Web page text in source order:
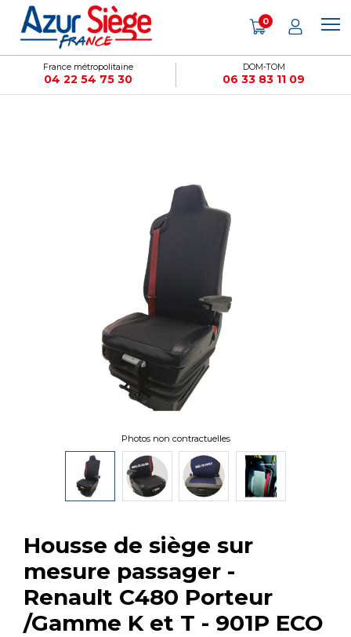
France métropolitaine
04 22 54 75 30
DOM-TOM
06 33 83 11 09
0
Housse de siège sur
mesure passager -
Renault C480 Porteur
/Gamme K et T - 901P ECO
Photos non contractuelles
Panneau de gestion des cookies